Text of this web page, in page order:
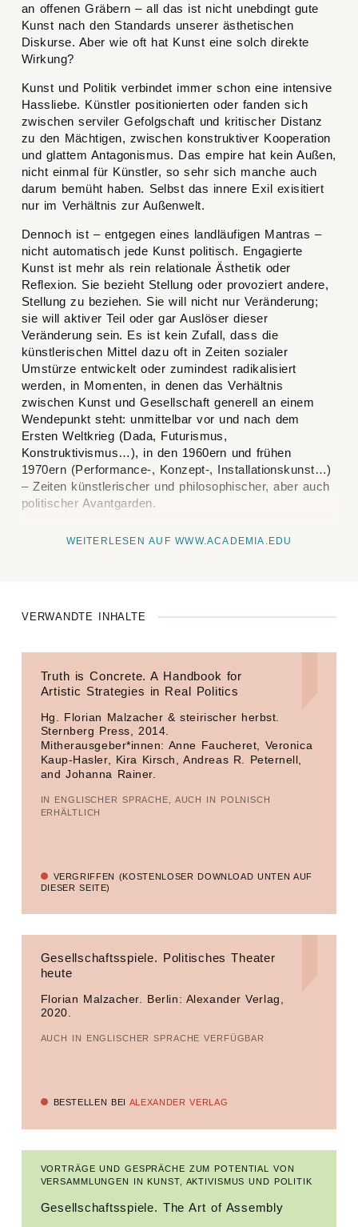
an offenen Gräbern – all das ist nicht unebdingt gute
Kunst nach den Standards unserer ästhetischen
Diskurse. Aber wie oft hat Kunst eine solch direkte
Wirkung?
Kunst und Politik verbindet immer schon eine intensive
Hassliebe. Künstler positionierten oder fanden sich
zwischen serviler Gefolgschaft und kritischer Distanz
zu den Mächtigen, zwischen konstruktiver Kooperation
und glattem Antagonismus. Das empire hat kein Außen,
nicht einmal für Künstler, so sehr sich manche auch
darum bemüht haben. Selbst das innere Exil exisitiert
nur im Verhältnis zur Außenwelt.
Dennoch ist – entgegen eines landläufigen Mantras –
nicht automatisch jede Kunst politisch. Engagierte
Kunst ist mehr als rein relationale Ästhetik oder
Reflexion. Sie bezieht Stellung oder provoziert andere,
Stellung zu beziehen. Sie will nicht nur Veränderung;
sie will aktiver Teil oder gar Auslöser dieser
Veränderung sein. Es ist kein Zufall, dass die
künstlerischen Mittel dazu oft in Zeiten sozialer
Umstürze entwickelt oder zumindest radikalisiert
werden, in Momenten, in denen das Verhältnis
zwischen Kunst und Gesellschaft generell an einem
Wendepunkt steht: unmittelbar vor und nach dem
Ersten Weltkrieg (Dada, Futurismus,
Konstruktivismus…), in den 1960ern und frühen
1970ern (Performance-, Konzept-, Installationskunst…)
– Zeiten künstlerischer und philosophischer, aber auch
politischer Avantgarden.
WEITERLESEN AUF WWW.ACADEMIA.EDU
VERWANDTE INHALTE
Truth is Concrete. A Handbook for
Artistic Strategies in Real Politics
Hg. Florian Malzacher & steirischer herbst.
Sternberg Press, 2014.
Mitherausgeber*innen: Anne Faucheret, Veronica
Kaup-Hasler, Kira Kirsch, Andreas R. Peternell,
and Johanna Rainer.
IN ENGLISCHER SPRACHE, AUCH IN POLNISCH
ERHÄLTLICH
VERGRIFFEN (KOSTENLOSER DOWNLOAD UNTEN AUF
DIESER SEITE)
Gesellschaftsspiele. Politisches Theater
heute
Florian Malzacher. Berlin: Alexander Verlag,
2020.
AUCH IN ENGLISCHER SPRACHE VERFÜGBAR
BESTELLEN BEI ALEXANDER VERLAG
VORTRÄGE UND GESPRÄCHE ZUM POTENTIAL VON
VERSAMMLUNGEN IN KUNST, AKTIVISMUS UND POLITIK
Gesellschaftsspiele. The Art of Assembly